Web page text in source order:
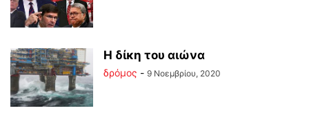
Η δίκη του αιώνα
δρόμος - 9 Νοεμβρίου, 2020